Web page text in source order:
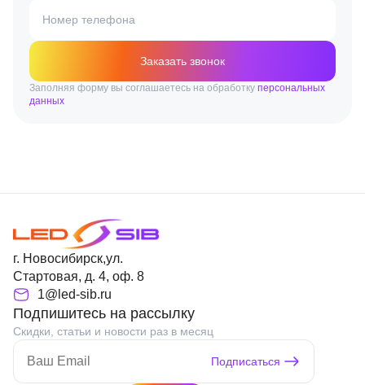
Номер телефона
Заказать звонок
Заполняя форму вы соглашаетесь на обработку персональных
данных
г. Новосибирск,ул.
Стартовая, д. 4, оф. 8
1@led-sib.ru
Подпишитесь на рассылку
Скидки, статьи и новости раз в месяц
Подписаться